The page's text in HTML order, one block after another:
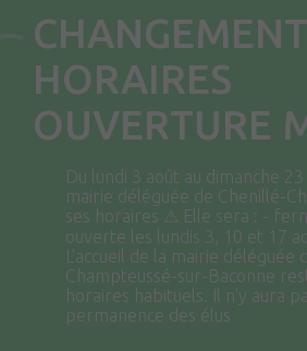
HORAIRES
OUVERTURE
Du lundi 3 août au dimanche
mairie déléguée de Chenillé-
ses horaires ⚠ Elle sera : -
ouverte les lundis 3, 10 et 17
L'accueil de la mairie déléguée
Champteussé-sur-Baconne
horaires habituels. Il n'y aura
permanence des élus